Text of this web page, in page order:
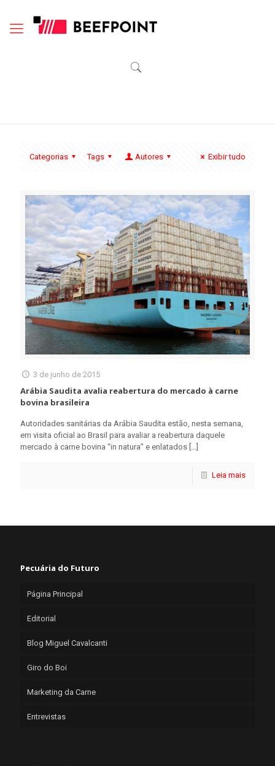
Categorias Tags Autores Exibir tudo
3 de junho de 2015
Arábia Saudita avalia reabertura do mercado à carne
bovina brasileira
Autoridades sanitárias da Arábia Saudita estão, nesta semana,
em visita oficial ao Brasil para avaliar a reabertura daquele
mercado à carne bovina “in natura” e enlatados […]
Leia mais
Pecuária do Futuro
Página Principal
Editorial
Blog Miguel Cavalcanti
Giro do Boi
Marketing da Carne
Entrevistas